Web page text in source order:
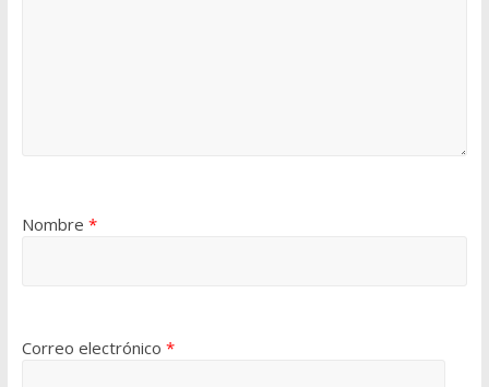
Nombre *
Correo electrónico *